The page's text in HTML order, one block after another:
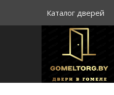
Каталог дверей